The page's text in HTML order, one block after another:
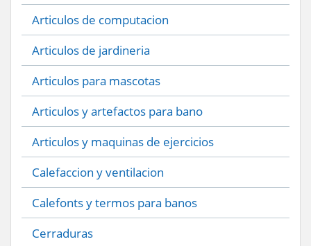
Articulos de computacion
Articulos de jardineria
Articulos para mascotas
Articulos y artefactos para bano
Articulos y maquinas de ejercicios
Calefaccion y ventilacion
Calefonts y termos para banos
Cerraduras